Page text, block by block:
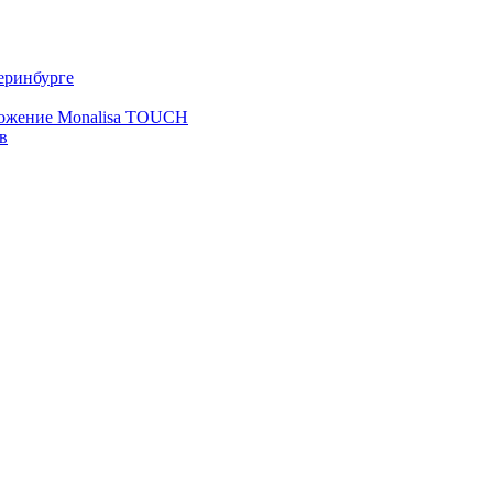
Monalisa TOUCH